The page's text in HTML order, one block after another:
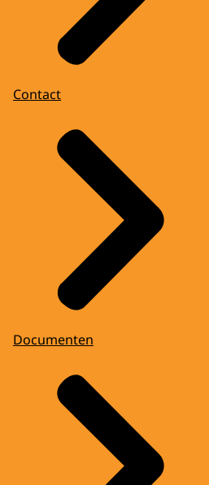
Contact
Documenten